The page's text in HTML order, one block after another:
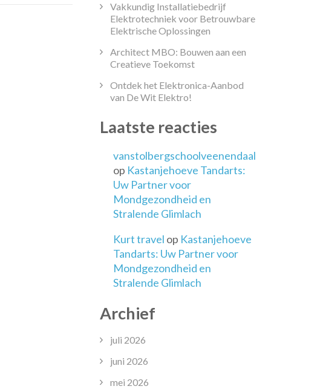
Vakkundig Installatiebedrijf
Elektrotechniek voor Betrouwbare
Elektrische Oplossingen
Architect MBO: Bouwen aan een
Creatieve Toekomst
Ontdek het Elektronica-Aanbod
van De Wit Elektro!
Laatste reacties
vanstolbergschoolveenendaal
op Kastanjehoeve Tandarts:
Uw Partner voor
Mondgezondheid en
Stralende Glimlach
Kurt travel op Kastanjehoeve
Tandarts: Uw Partner voor
Mondgezondheid en
Stralende Glimlach
Archief
juli 2026
juni 2026
mei 2026